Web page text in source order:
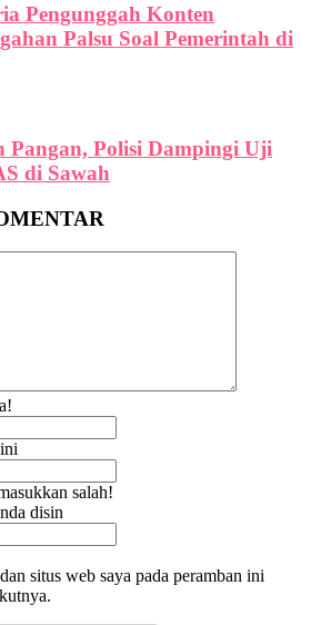
Pengunggah Konten
Palsu Soal Pemerintah di
Pangan, Polisi Dampingi Uji
di Sawah
salah!
disin
situs web saya pada peramban ini